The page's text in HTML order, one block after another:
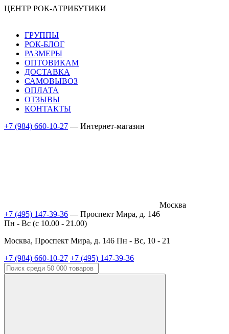
ЦЕНТР РОК-АТРИБУТИКИ
ГРУППЫ
РОК-БЛОГ
РАЗМЕРЫ
ОПТОВИКАМ
ДОСТАВКА
САМОВЫВОЗ
ОПЛАТА
ОТЗЫВЫ
КОНТАКТЫ
+7 (984) 660-10-27 — Интернет-магазин
Москва
+7 (495) 147-39-36 — Проспект Мира, д. 146
Пн - Вс (c 10.00 - 21.00)
Москва, Проспект Мира, д. 146 Пн - Вс, 10 - 21
+7 (984) 660-10-27 +7 (495) 147-39-36